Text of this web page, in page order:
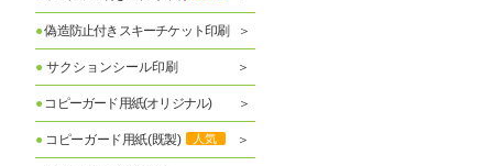
●偽造防止付きスキーチケット印刷
● サクションシール印刷
● コピーガード用紙(オリジナル)
● コピーガード用紙(既製) 人気